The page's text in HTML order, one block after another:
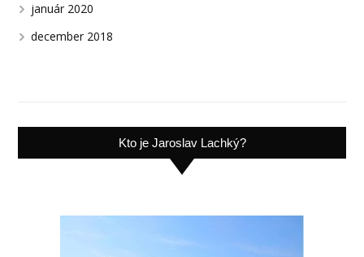
január 2020
december 2018
Kto je Jaroslav Lachký?